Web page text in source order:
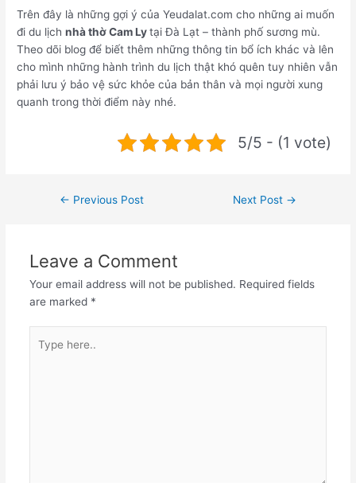
Trên đây là những gợi ý của Yeudalat.com cho những ai muốn
đi du lịchnhà thờ Cam Lytại Đà Lạt – thành phố sương mù.
Theo dõi blog để biết thêm những thông tin bổ ích khác và lên
cho mình những hành trình du lịch thật khó quên tuy nhiên vẫn
phải lưu ý bảo vệ sức khỏe của bản thân và mọi người xung
quanh trong thời điểm này nhé.
5/5 - (1 vote)
Post← Previous Post Next Post →
Leave a Comment
Your email address will not be published. Required fields
are marked *
here..